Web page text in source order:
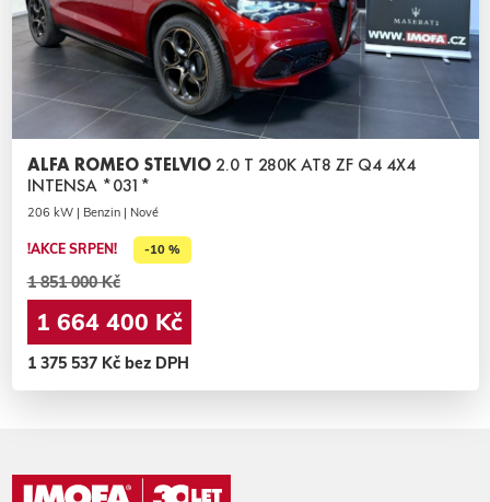
ALFA ROMEO STELVIO 2.0 T 280K AT8 ZF Q4 4X4
INTENSA *031*
206 kW | Benzin | Nové
!AKCE SRPEN! -10 %
1 851 000 Kč
1 664 400 Kč
1 375 537 Kč bez DPH